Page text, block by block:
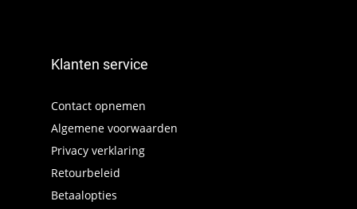
Klanten service
Contact opnemen
Algemene voorwaarden
Privacy verklaring
Retourbeleid
Betaalopties